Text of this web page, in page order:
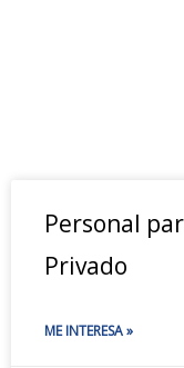
Personal
Privado
ME INTERESA »